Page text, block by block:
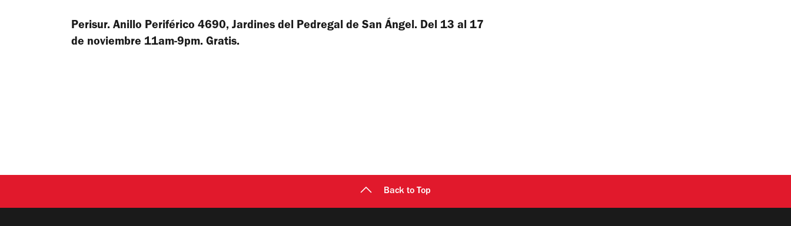
Perisur. Anillo Periférico 4690, Jardines del Pedregal de San Ángel. Del 13 al 17
de noviembre 11am-9pm. Gratis.
Back to Top